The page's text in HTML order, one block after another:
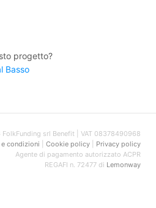
progetto?
Basso
srl Benefit | VAT 08378490968
condizioni
Cookie policy| Privacy policy
Agente di pagamento autorizzato ACPR
REGAFI n. 72477 di Lemonway